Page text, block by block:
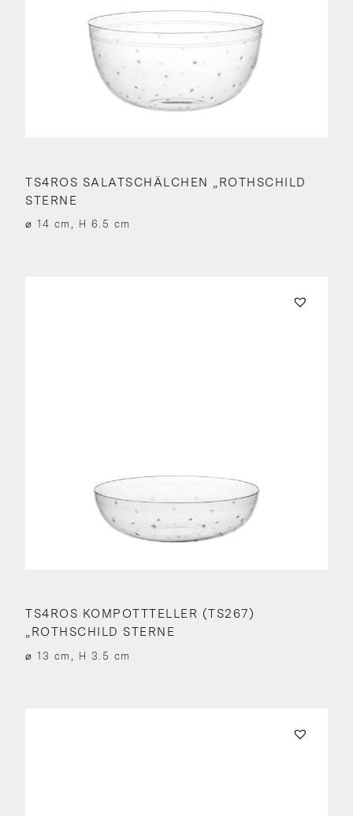
TS4ROS SALATSCHÄLCHEN „ROTHSCHILD
STERNE
⌀ 14 cm, H 6.5 cm
TS4ROS KOMPOTTTELLER (TS267)
„ROTHSCHILD STERNE
⌀ 13 cm, H 3.5 cm